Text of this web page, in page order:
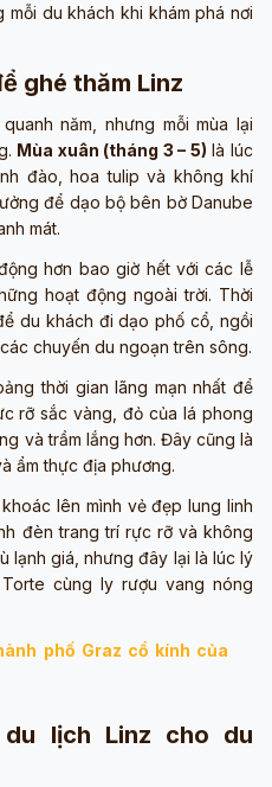
du khách khi khám phá nơi
ghé thăm Linz
năm, nhưng mỗi mùa lại
Mùa xuân (tháng 3 – 5) là lúc
đào, hoa tulip và không khí
để dạo bộ bên bờ Danube
mát.
hơn bao giờ hết với các lễ
hoạt động ngoài trời. Thời
du khách đi dạo phố cổ, ngồi
chuyến du ngoạn trên sông.
thời gian lãng mạn nhất để
rỡ sắc vàng, đỏ của lá phong
và trầm lắng hơn. Đây cũng là
ẩm thực địa phương.
khoác lên mình vẻ đẹp lung linh
đèn trang trí rực rỡ và không
lạnh giá, nhưng đây lại là lúc lý
cùng ly rượu vang nóng
phố Graz cổ kính của
lịch Linz cho du